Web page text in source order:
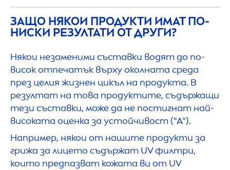
ЗАЩО НЯКОИ ПРОДУКТИ ИМАТ ПО-
НИСКИ РЕЗУЛТАТИ ОТ ДРУГИ?
Някои незаменими съставки водят до по-
висок отпечатък върху околната среда
през целия жизнен цикъл на продукта. В
резултат на това продуктите, съдържащи
тези съставки, може да не постигнат най-
високата оценка за устойчивост ("А").
Например, някои от нашите продукти за
грижа за лицето съдържат UV филтри,
които предпазват кожата ви от UV